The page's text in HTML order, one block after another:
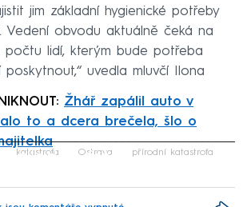
jim základní hygienické potřeby
Vedení obvodu aktuálně čeká na
počtu lidí, kterým bude potřeba
poskytnout,“ uvedla mluvčí Ilona
Žhář zapálil auto v
to a dcera brečela, šlo o
Failed to fetch
katastrofa Ostrava přírodní katastrofa